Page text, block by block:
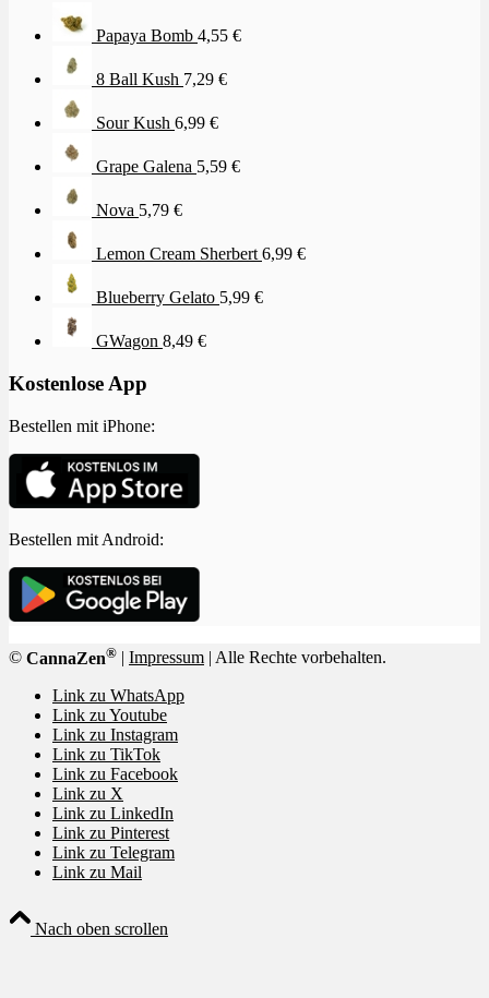
Papaya Bomb 4,55 €
8 Ball Kush 7,29 €
Sour Kush 6,99 €
Grape Galena 5,59 €
Nova 5,79 €
Lemon Cream Sherbert 6,99 €
Blueberry Gelato 5,99 €
GWagon 8,49 €
Kostenlose App
Bestellen mit iPhone:
Bestellen mit Android:
© CannaZen® Impressum | Alle Rechte vorbehalten.
Link zu WhatsApp
Link zu Youtube
Link zu Instagram
Link zu TikTok
Link zu Facebook
Link zu X
Link zu LinkedIn
Link zu Pinterest
Link zu Telegram
Link zu Mail
Nach oben scrollen